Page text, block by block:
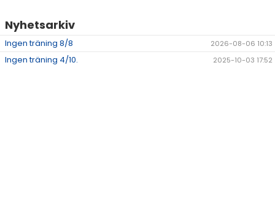
Nyhetsarkiv
Ingen träning 8/8 2026-08-06 10:13
Ingen träning 4/10. 2025-10-03 17:52